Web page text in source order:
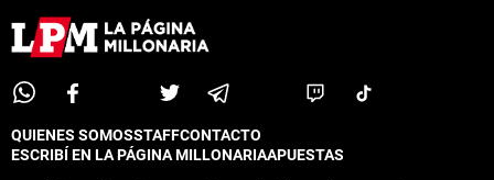
QUIENES SOMOSSTAFFCONTACTO
ESCRIBÍ EN LA PÁGINA MILLONARIAAPUESTAS